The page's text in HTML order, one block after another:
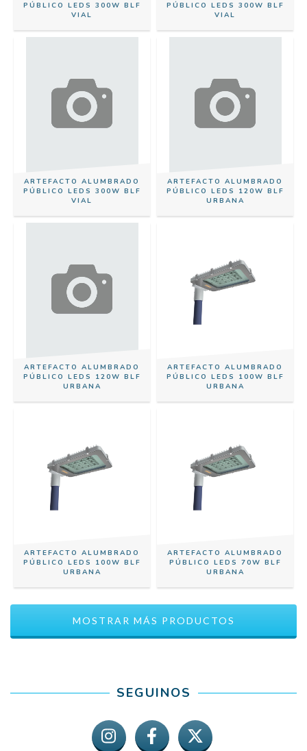
PÚBLICO LEDS 300W BLF
VIAL
PÚBLICO LEDS 300W BLF
VIAL
ARTEFACTO ALUMBRADO
PÚBLICO LEDS 300W BLF
VIAL
ARTEFACTO ALUMBRADO
PÚBLICO LEDS 120W BLF
URBANA
ARTEFACTO ALUMBRADO
PÚBLICO LEDS 120W BLF
URBANA
ARTEFACTO ALUMBRADO
PÚBLICO LEDS 100W BLF
URBANA
ARTEFACTO ALUMBRADO
PÚBLICO LEDS 100W BLF
URBANA
ARTEFACTO ALUMBRADO
PÚBLICO LEDS 70W BLF
URBANA
MOSTRAR MÁS PRODUCTOS
SEGUINOS